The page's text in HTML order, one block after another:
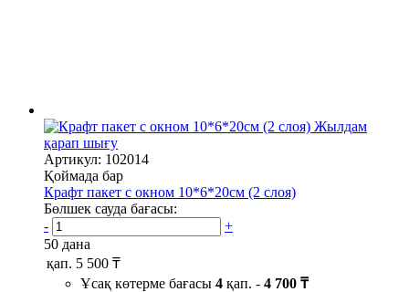
Жылдам
қарап шығу
Артикул: 102014
Қоймада бар
Крафт пакет с окном 10*6*20см (2 слоя)
Бөлшек сауда бағасы:
-
+
50 дана
қап. 5 500 ₸
Ұсақ көтерме бағасы 4 қап. - 4 700 ₸